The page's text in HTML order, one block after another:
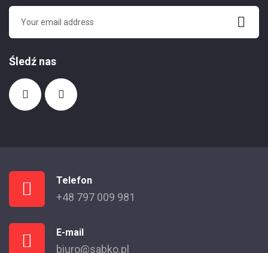
Śledź nas
Telefon
+48 797 009 981
E-mail
biuro@sabko.pl